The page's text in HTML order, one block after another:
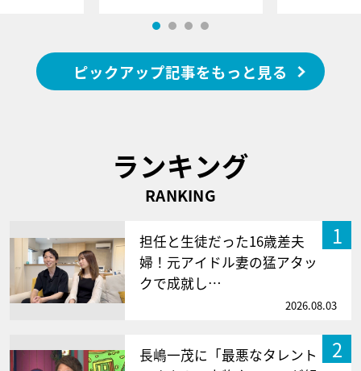
ピックアップ記事をもっと見る
ランキング
RANKING
1
担任と生徒だった16歳差夫
婦！元アイドル妻の猛アタッ
クで成就し…
2026.08.03
2
長嶋一茂に「最悪なタレント